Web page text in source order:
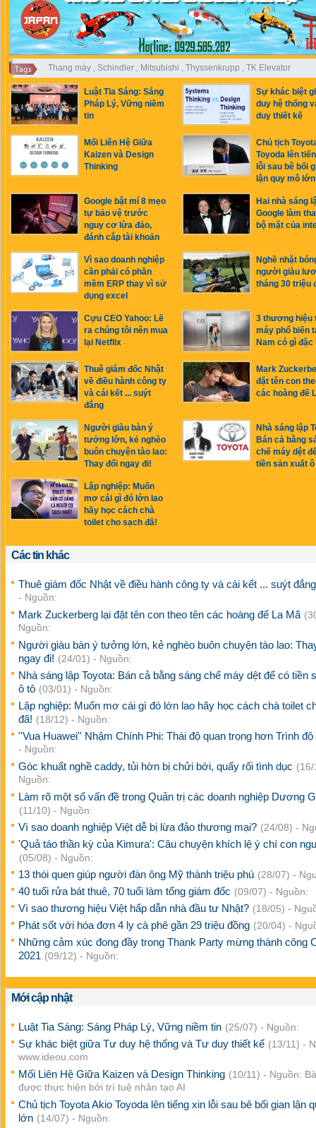
Thang máy , Schindler , Mitsubishi , Thyssenkrupp , TK Elevator
Luật Tia Sáng: Sáng
Pháp Lý, Vững niềm
tin
Sự khác biệt
duy hệ thống
duy thiết kế
Mối Liên Hệ Giữa
Kaizen và Design
Thinking
Chủ tịch
Toyoda lên
lỗi sau bê bối
lận quy mô lớn
Google bật mí 8 mẹo
tự bảo vệ trước
nguy cơ lừa đảo,
đánh cắp tài khoản
Hai nhà sáng
Google làm
bộ mặt của
Vì sao doanh nghiệp
cần phải có phần
mềm ERP thay vì sử
dụng excel
Nghề nhặt
người giàu
tháng 30 triệu
Cựu CEO Yahoo: Lẽ
ra chúng tôi nên mua
lại Netflix
3 thương hiệu
máy phổ biến
Nam có gì đặc
Thuê giám đốc Nhật
về điều hành công ty
và cái kết ... suýt
đắng
Mark
đặt tên con
các hoàng đế
Người giàu bàn ý
tưởng lớn, kẻ nghèo
buôn chuyện tào lao:
Thay đổi ngay đi!
Nhà sáng lập
Bán cả bằng
chế máy dệt
tiền sản xuất ô
Lập nghiệp: Muốn
mơ cái gì đó lớn lao
hãy học cách chà
toilet cho sạch đã!
Các tin khác
Thuê giám đốc Nhật về điều hành công ty và cái kết ... suýt
- Nguồn:
Mark Zuckerberg lại đặt tên con theo tên các hoàng đế La Mã
Nguồn:
Người giàu bàn ý tưởng lớn, kẻ nghèo buôn chuyện tào lao:
ngay đi! (24/01) - Nguồn:
Nhà sáng lập Toyota: Bán cả bằng sáng chế máy dệt để có tiền
ô tô (03/01) - Nguồn:
Lập nghiệp: Muốn mơ cái gì đó lớn lao hãy học cách chà toilet
đã! (18/12) - Nguồn:
''Vua Huawei'' Nhậm Chính Phi: Thái độ quan trọng hơn Trình độ
- Nguồn:
Góc khuất nghề caddy, tủi hờn bị chửi bới, quấy rối tình dục
Nguồn:
Làm rõ một số vấn đề trong Quản trị các doanh nghiệp Dương
(11/10) - Nguồn:
Vì sao doanh nghiệp Việt dễ bị lừa đảo thương mại? (24/08) -
'Quả táo thần kỳ của Kimura': Câu chuyện khích lệ ý chí con
(05/08) - Nguồn:
13 thói quen giúp người đàn ông Mỹ thành triệu phú (28/07) -
40 tuổi rửa bát thuê, 70 tuổi làm tổng giám đốc (09/07) - Nguồn:
Vì sao thương hiệu Việt hấp dẫn nhà đầu tư Nhật? (18/05) -
Phát sốt với hóa đơn 4 ly cà phê gần 29 triệu đồng (20/04) -
Những cảm xúc đong đầy trong Thank Party mừng thành công
2021 (09/12) - Nguồn:
Mới cập nhật
Luật Tia Sáng: Sáng Pháp Lý, Vững niềm tin (25/07) - Nguồn:
Sự khác biệt giữa Tư duy hệ thống và Tư duy thiết kế (13/11) -
www.ideou.com
Mối Liên Hệ Giữa Kaizen và Design Thinking (10/11) - Nguồn:
được thực hiện bởi trí tuệ nhân tạo AI
Chủ tịch Toyota Akio Toyoda lên tiếng xin lỗi sau bê bối gian lận
lớn (14/07) - Nguồn: